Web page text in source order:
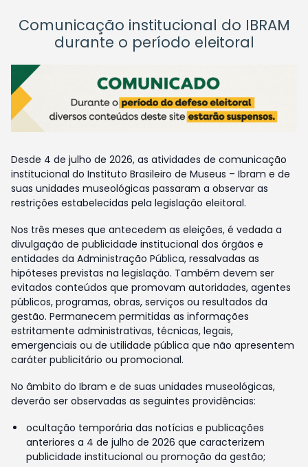
Comunicação institucional do IBRAM
durante o período eleitoral
Desde 4 de julho de 2026, as atividades de comunicação
institucional do Instituto Brasileiro de Museus – Ibram e de
suas unidades museológicas passaram a observar as
restrições estabelecidas pela legislação eleitoral.
Nos três meses que antecedem as eleições, é vedada a
divulgação de publicidade institucional dos órgãos e
entidades da Administração Pública, ressalvadas as
hipóteses previstas na legislação. Também devem ser
evitados conteúdos que promovam autoridades, agentes
públicos, programas, obras, serviços ou resultados da
gestão. Permanecem permitidas as informações
estritamente administrativas, técnicas, legais,
emergenciais ou de utilidade pública que não apresentem
caráter publicitário ou promocional.
No âmbito do Ibram e de suas unidades museológicas,
deverão ser observadas as seguintes providências:
ocultação temporária das notícias e publicações
anteriores a 4 de julho de 2026 que caracterizem
publicidade institucional ou promoção da gestão;